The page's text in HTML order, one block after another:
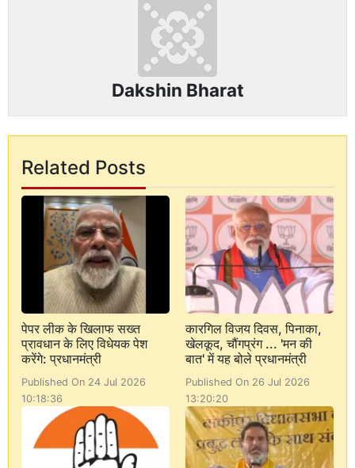
Dakshin Bharat
Related Posts
पेपर लीक के खिलाफ सख्त
प्रावधान के लिए विधेयक पेश
करेंगे: प्रधानमंत्री
Published On 24 Jul 2026
10:18:36
कारगिल विजय दिवस, पिनाका,
खेलकूद, चौंगप्रंग ... 'मन की
बात' में यह बोले प्रधानमंत्री
Published On 26 Jul 2026
13:20:20